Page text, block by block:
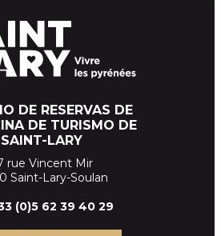
DE RESERVAS DE
DE TURISMO DE
SAINT-LARY
rue Vincent Mir
Saint-Lary-Soulan
(0)5 62 39 40 29